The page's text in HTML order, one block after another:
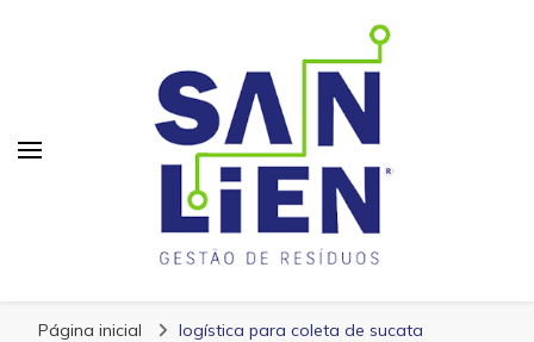
Página inicial logística para coleta de sucata